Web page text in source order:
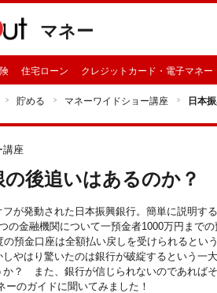
マネー
住宅ローン クレジットカード・電子マネー
貯める マネーワイドショー講座 日本
講座
の後追いはあるのか？
が発動された日本振興銀行。簡単に説明す
の金融機関について一預金者1000万円まで
の預金口座は全額払い戻しを受けられるとい
やはり驚いたのは銀行が破綻するという一
か？ また、銀行が信じられないのであれば
のガイドに聞いてみました！